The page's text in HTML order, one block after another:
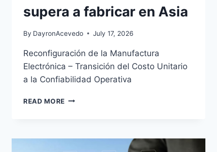
supera a fabricar en Asia
By DayronAcevedo July 17, 2026
Reconfiguración de la Manufactura
Electrónica – Transición del Costo Unitario
a la Confiabilidad Operativa
READ MORE